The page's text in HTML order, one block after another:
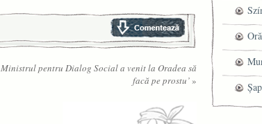
Ministrul pentru Dialog Social a venit la Oradea să
facă pe prostu’»